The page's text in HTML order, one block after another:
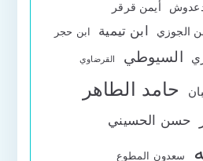
أيمن قرقر
الجوزي ابن تيمية ابن حجر
السيوطي القرضاوي
حامد الطاهر
حسن الحسيني
سعدون المطوع